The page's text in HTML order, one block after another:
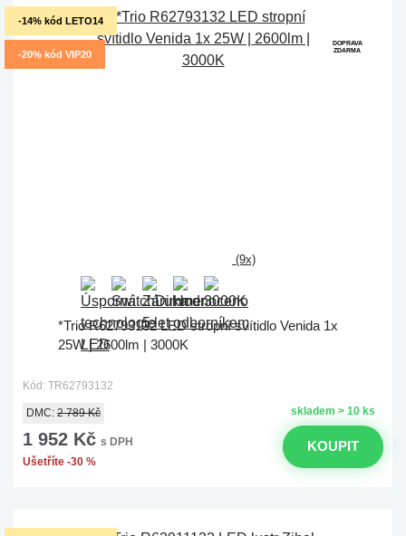
-14% kód LETO14
-20% kód VIP20
DOPRAVA
ZDARMA
(9x)
*Trio R62793132 LED stropní svítidlo Venida 1x
25W | 2600lm | 3000K
Kód: TR62793132
skladem > 10 ks
DMC: 2 789 Kč
1 952 Kč s DPH
Ušetříte -30 %
KOUPIT